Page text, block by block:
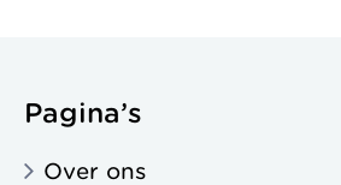
Pagina’s
Over ons